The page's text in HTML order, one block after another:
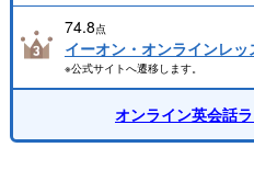
74.8点
イーオン・オンラインレッ
※公式サイトへ遷移します。
オンライン英会話